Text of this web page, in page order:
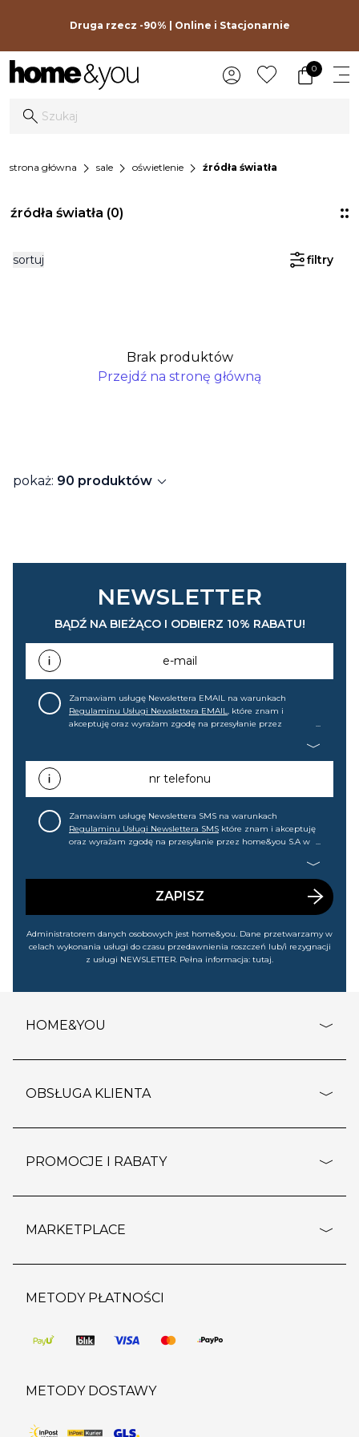
Druga rzecz -90% | Online i Stacjonarnie
0
strona główna chevron_right sale chevron_right oświetlenie chevron_right źródła światła
źródła światła (0)
sortuj filtry
Brak produktów
Przejdź na stronę główną
pokaż: 90 produktów expand_more
NEWSLETTER
BĄDŹ NA BIEŻĄCO I ODBIERZ 10% RABATU!
e-mail
Zamawiam usługę Newslettera EMAIL na warunkach
Regulaminu Usługi Newslettera EMAIL, które znam i
akceptuję oraz wyrażam zgodę na przesyłanie przez
promocjach, wyprzedażach). Wiem, że mogę tę zgodę w
każdej chwili cofnąć.nr telefonu
Zamawiam usługę Newslettera SMS na warunkach
Regulaminu Usługi Newslettera SMS które znam i akceptuję
oraz wyrażam zgodę na przesyłanie przez home&you S.A w
wyprzedażach). Wiem, że mogę tę zgodę w każdej chwili
ZAPISZ
Administratorem danych osobowych jest home&you. Dane przetwarzamy w
celach wykonania usługi do czasu przedawnienia roszczeń lub/i rezygnacji
z usługi NEWSLETTER. Pełna informacja: tutaj.
HOME&YOU
o firmie
polityka prywatności
kontakt
OBSŁUGA KLIENTA
dostawy i płatność
wypis z subskrypcji
regulamin sklepu
pozostałe regulaminy
PROMOCJE I RABATY
outlet
regulaminy promocji
MARKETPLACE
strefa marek
pomoc dla sprzedawców
METODY PŁATNOŚCI
METODY DOSTAWY